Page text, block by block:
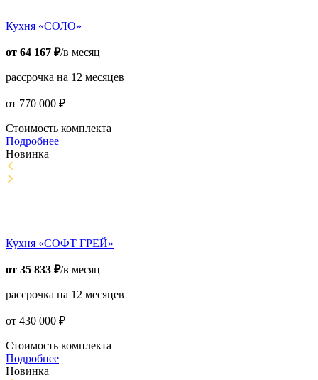
Кухня «СОЛО»
от 64 167 ₽/в месяц
рассрочка на 12 месяцев
от 770 000 ₽
Стоимость комплекта
Подробнее
Новинка
Кухня «СОФТ ГРЕЙ»
от 35 833 ₽/в месяц
рассрочка на 12 месяцев
от 430 000 ₽
Стоимость комплекта
Подробнее
Новинка